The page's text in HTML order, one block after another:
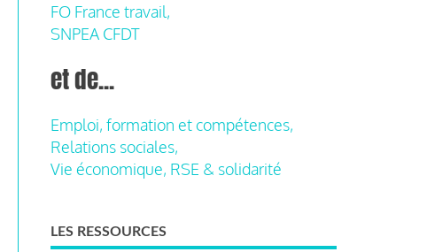
FO France travail,
SNPEA CFDT
et de...
Emploi, formation et compétences,
Relations sociales,
Vie économique, RSE & solidarité
LES RESSOURCES